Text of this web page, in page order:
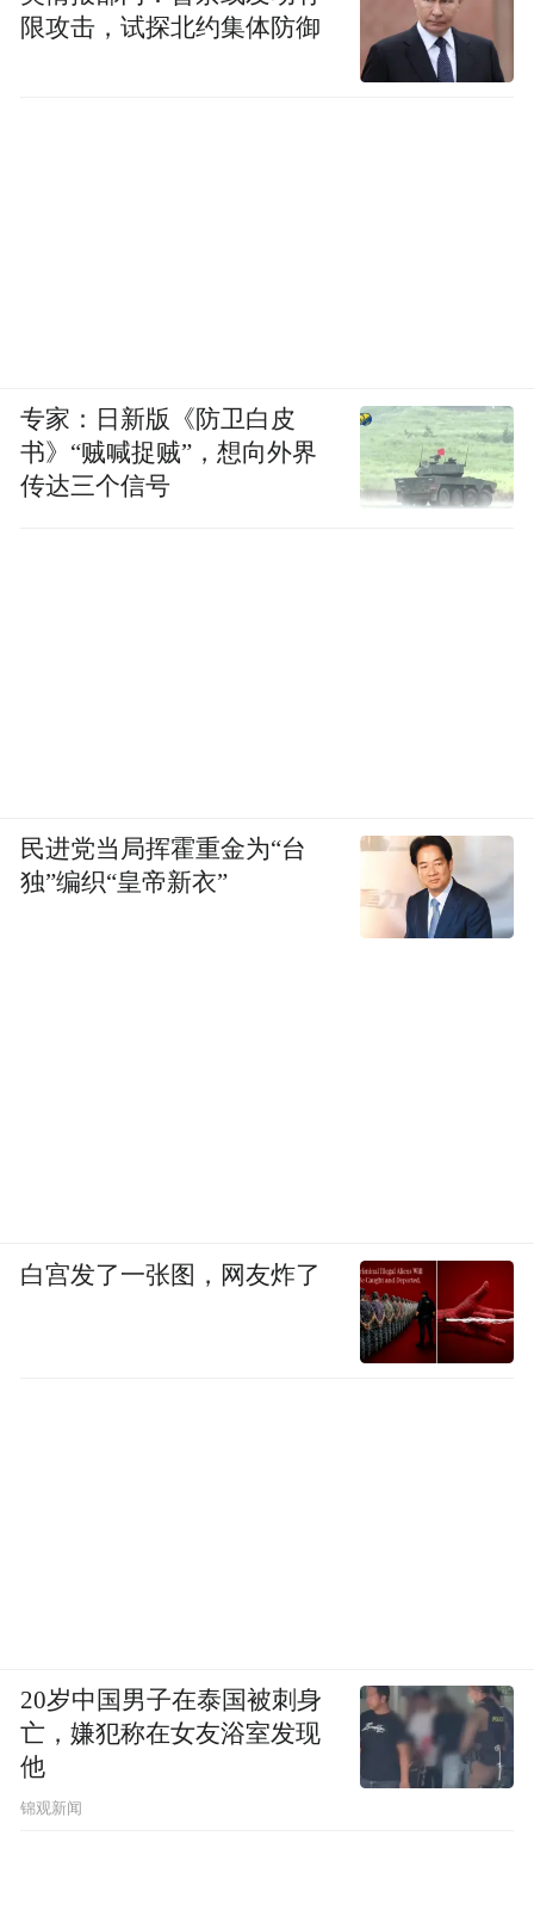
限攻击，试探北约集体防御
专家：日新版《防卫白皮
书》“贼喊捉贼”，想向外界
传达三个信号
民进党当局挥霍重金为“台
独”编织“皇帝新衣”
白宫发了一张图，网友炸了
20岁中国男子在泰国被刺身
亡，嫌犯称在女友浴室发现
他
锦观新闻